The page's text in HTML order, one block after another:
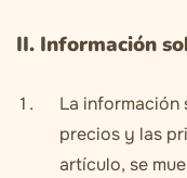
II. Información
La
precios y las
artículo, se